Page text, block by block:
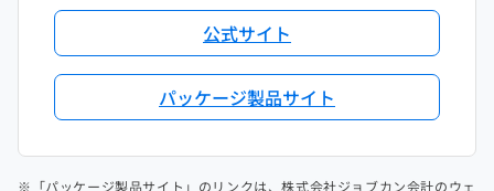
公式サイト
パッケージ製品サイト
※「パッケージ製品サイト」のリンクは、株式会社ジョブカン会計のウェ